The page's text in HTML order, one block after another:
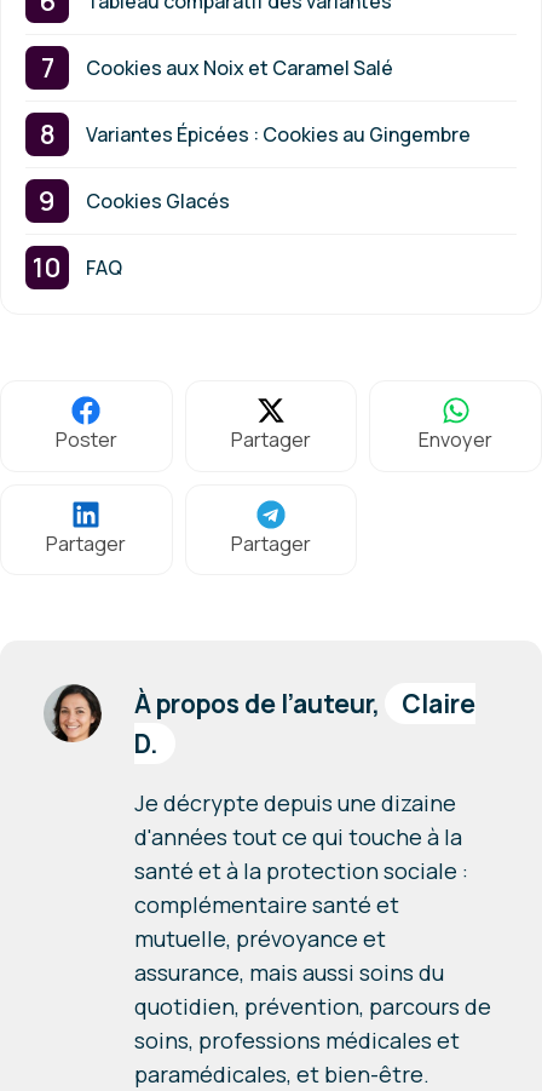
Cookies aux Noix et Caramel Salé
Variantes Épicées : Cookies au Gingembre
Cookies Glacés
FAQ
Poster Partager Envoyer
Partager Partager
À propos de l’auteur,
Claire
D.
Je décrypte depuis une dizaine
d'années tout ce qui touche à la
santé et à la protection sociale :
complémentaire santé et
mutuelle, prévoyance et
assurance, mais aussi soins du
quotidien, prévention, parcours de
soins, professions médicales et
paramédicales, et bien-être.